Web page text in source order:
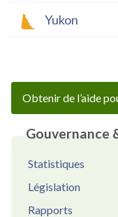
Yukon
Obtenir de l’aide
Gouvernance
Statistiques
Législation
Rapports